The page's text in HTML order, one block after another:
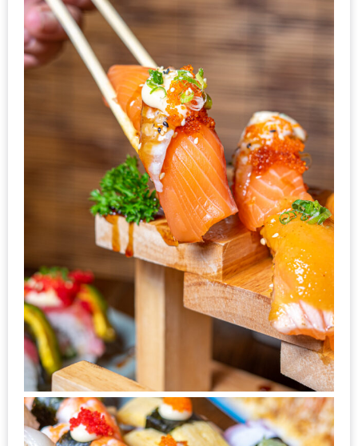
ข้าว
อะไร
เอ่ย
อร่อย
ที่สุด?
งาน
แฟร์
เรื่อง
บ้าน
คน
ต้อง
มา
พบ
สินค้า
เรื่อง
บ้าน
คุ้ม